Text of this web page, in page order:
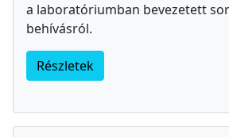
a laboratóriumban bevezetett
behívásról.
Részletek